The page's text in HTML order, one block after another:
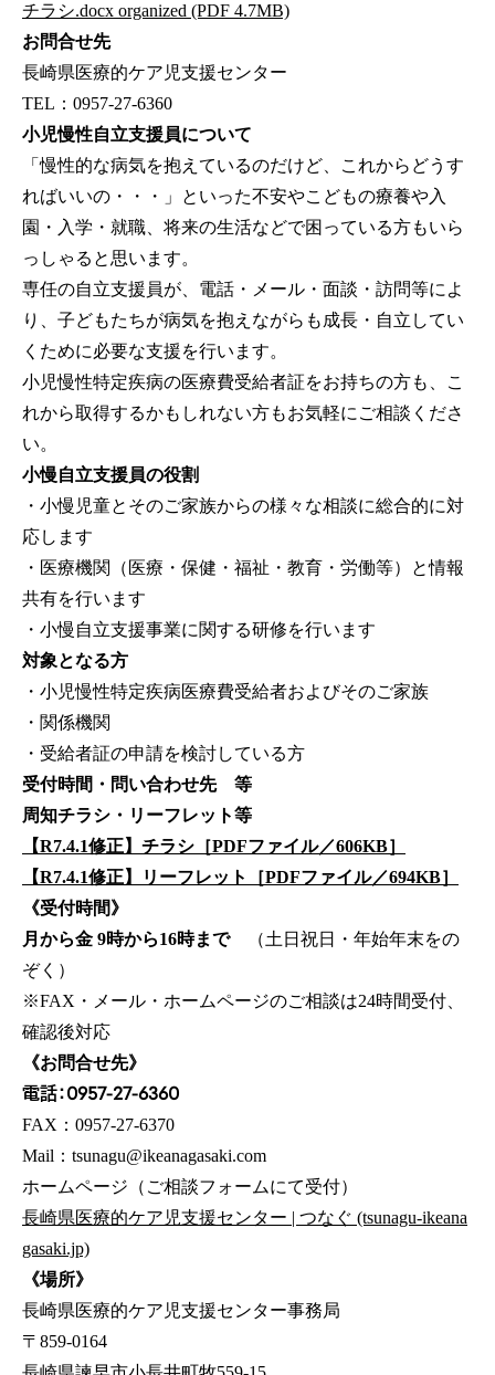
チラシ.docx organized (PDF 4.7MB)
お問合せ先
長崎県医療的ケア児支援センター
TEL：0957-27-6360
小児慢性自立支援員について
「慢性的な病気を抱えているのだけど、これからどうす
ればいいの・・・」といった不安やこどもの療養や入
園・入学・就職、将来の生活などで困っている方もいら
っしゃると思います。
専任の自立支援員が、電話・メール・面談・訪問等によ
り、子どもたちが病気を抱えながらも成長・自立してい
くために必要な支援を行います。
小児慢性特定疾病の医療費受給者証をお持ちの方も、こ
れから取得するかもしれない方もお気軽にご相談くださ
い。
小慢自立支援員の役割
・小慢児童とそのご家族からの様々な相談に総合的に対
応します
・医療機関（医療・保健・福祉・教育・労働等）と情報
共有を行います
・小慢自立支援事業に関する研修を行います
対象となる方
・小児慢性特定疾病医療費受給者およびそのご家族
・関係機関
・受給者証の申請を検討している方
受付時間・問い合わせ先 等
周知チラシ・リーフレット等
【R7.4.1修正】チラシ［PDFファイル／606KB］
【R7.4.1修正】リーフレット［PDFファイル／694KB］
《受付時間》
月から金 9時から16時まで
（土日祝日・年始年末をの
ぞく）
※FAX・メール・ホームページのご相談は24時間受付、
確認後対応
《お問合せ先》
電話：0957-27-6360
FAX：0957-27-6370
Mail：tsunagu@ikeanagasaki.com
ホームページ（ご相談フォームにて受付）
長崎県医療的ケア児支援センター | つなぐ (tsunagu-ikeana
gasaki.jp)
《場所》
長崎県医療的ケア児支援センター事務局
〒859-0164